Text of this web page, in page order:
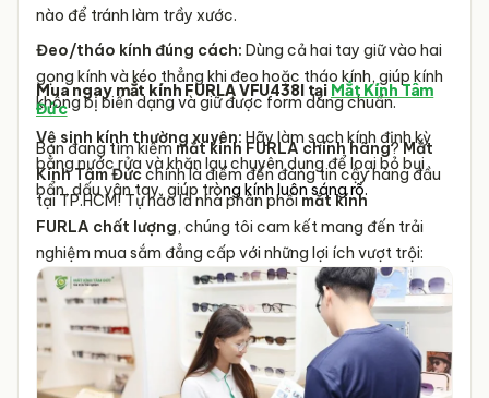
nào để tránh làm trầy xước.
Đeo/tháo kính đúng cách: Dùng cả hai tay giữ vào hai
gọng kính và kéo thẳng khi đeo hoặc tháo kính, giúp kính
không bị biến dạng và giữ được form dáng chuẩn.
Vệ sinh kính thường xuyên: Hãy làm sạch kính định kỳ
bằng nước rửa và khăn lau chuyên dụng để loại bỏ bụi
bẩn, dấu vân tay, giúp tròng kính luôn sáng rõ.
Mua ngay mắt kính FURLA VFU438I tại Mắt Kính Tâm
Đức
Bạn đang tìm kiếmmắt kính FURLAchính hãng?Mắt
Kính Tâm Đứcchính là điểm đến đáng tin cậy hàng đầu
tại TP.HCM! Tự hào là nhà phân phốimắt kính
FURLA chất lượng, chúng tôi cam kết mang đến trải
nghiệm mua sắm đẳng cấp với những lợi ích vượt trội: